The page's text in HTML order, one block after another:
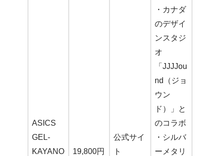
ASICS
GEL-
KAYANO
19,800円
公式サイ
ト
・カナダ
のデザイ
ンスタジ
オ
「JJJJou
nd（ジョ
ウン
ド）」と
のコラボ
・シルバ
ーメタリ